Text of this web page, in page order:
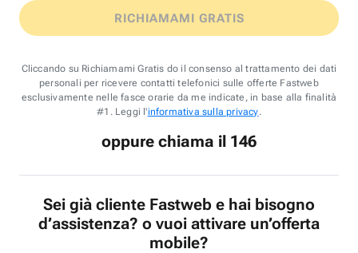
RICHIAMAMI GRATIS
Cliccando su Richiamami Gratis do il consenso al trattamento dei dati
personali per ricevere contatti telefonici sulle offerte Fastweb
esclusivamente nelle fasce orarie da me indicate, in base alla finalità
#1. Leggi l'informativa sulla privacy.
oppure chiama il 146
Sei già cliente Fastweb e hai bisogno
d’assistenza? o vuoi attivare un’offerta
mobile?